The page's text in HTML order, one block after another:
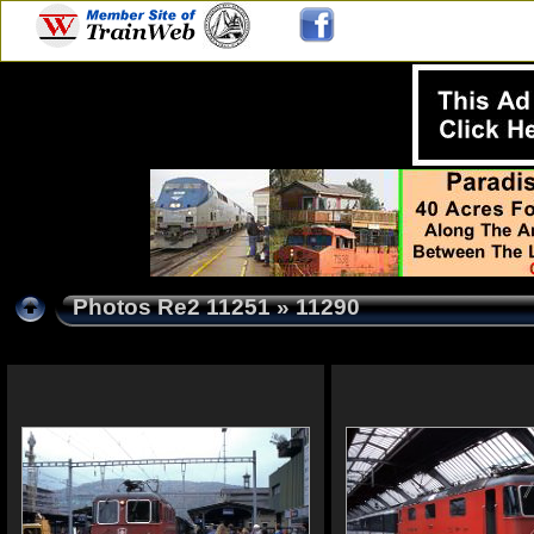
Photos Re2 11251» 11290